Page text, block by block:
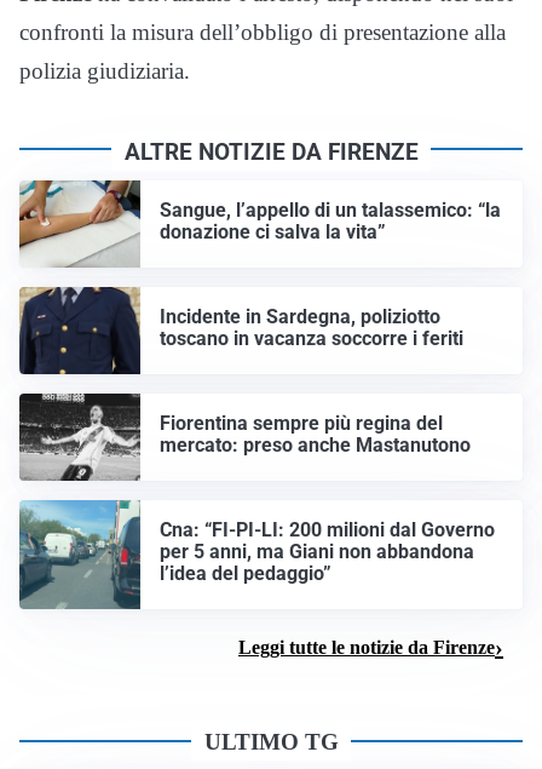
confronti la misura dell’obbligo di presentazione alla
polizia giudiziaria.
ALTRE NOTIZIE DA FIRENZE
Sangue, l’appello di un talassemico: “la
donazione ci salva la vita”
Incidente in Sardegna, poliziotto
toscano in vacanza soccorre i feriti
Fiorentina sempre più regina del
mercato: preso anche Mastanutono
Cna: “FI-PI-LI: 200 milioni dal Governo
per 5 anni, ma Giani non abbandona
l’idea del pedaggio”
Leggi tutte le notizie da Firenze
ULTIMO TG